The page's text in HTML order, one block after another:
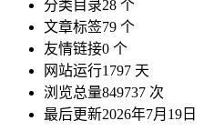
分类目录28 个
文章标签79 个
友情链接0 个
网站运行1797 天
浏览总量849737 次
最后更新2026年7月19日